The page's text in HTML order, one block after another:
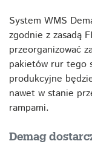
System WMS
zgodnie z zasadą
przeorganizować
pakietów rur tego
produkcyjne
nawet w stanie
rampami.
Demag